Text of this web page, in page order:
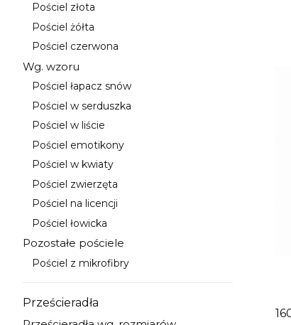
Kategoria - Pościel złota
Pościel złota
Kategoria - Pościel żółta
Pościel żółta
Kategoria - Pościel czerwona
Pościel czerwona
Kategoria - Wg. wzoru
Wg. wzoru
Kategoria - Pościel łapacz snów
Pościel łapacz snów
Kategoria - Pościel w serduszka
Pościel w serduszka
Kategoria - Pościel w liście
Pościel w liście
Kategoria - Pościel emotikony
Pościel emotikony
Kategoria - Pościel w kwiaty
Pościel w kwiaty
Kategoria - Pościel zwierzęta
Pościel zwierzęta
Kategoria - Pościel na licencji
Pościel na licencji
Kategoria - Pościel łowicka
Pościel łowicka
Kategoria - Pozostałe pościele
Pozostałe pościele
Kategoria - Pościel z mikrofibry
Pościel z mikrofibry
Kategoria - Prześcieradła
Prześcieradła